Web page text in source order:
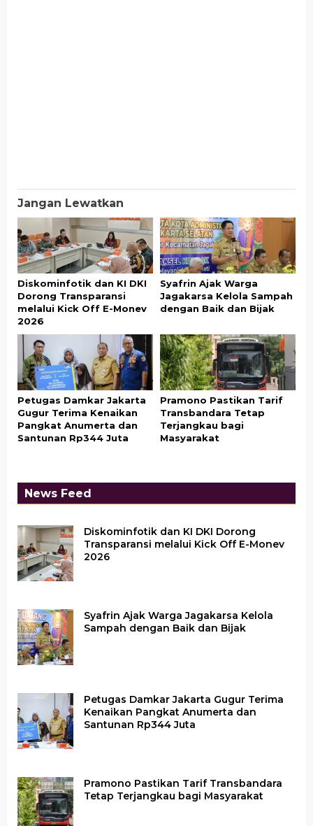
Jangan Lewatkan
Diskominfotik dan KI DKI
Dorong Transparansi
melalui Kick Off E-Monev
2026
Syafrin Ajak Warga
Jagakarsa Kelola Sampah
dengan Baik dan Bijak
Petugas Damkar Jakarta
Gugur Terima Kenaikan
Pangkat Anumerta dan
Santunan Rp344 Juta
Pramono Pastikan Tarif
Transbandara Tetap
Terjangkau bagi
Masyarakat
News Feed
Diskominfotik dan KI DKI Dorong
Transparansi melalui Kick Off E-Monev
2026
Syafrin Ajak Warga Jagakarsa Kelola
Sampah dengan Baik dan Bijak
Petugas Damkar Jakarta Gugur Terima
Kenaikan Pangkat Anumerta dan
Santunan Rp344 Juta
Pramono Pastikan Tarif Transbandara
Tetap Terjangkau bagi Masyarakat